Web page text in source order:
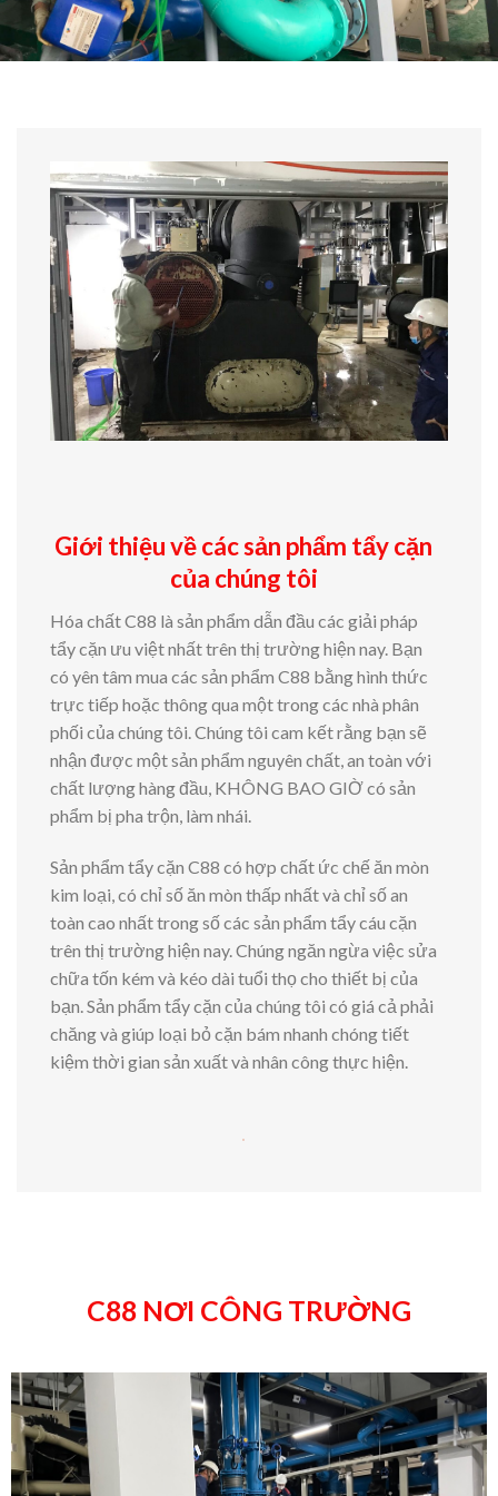
Giới thiệu về các sản phẩm tẩy cặn
của chúng tôi
Hóa chất C88 là sản phẩm dẫn đầu các giải pháp
tẩy cặn ưu việt nhất trên thị trường hiện nay. Bạn
có yên tâm mua các sản phẩm C88 bằng hình thức
trực tiếp hoặc thông qua một trong các nhà phân
phối của chúng tôi. Chúng tôi cam kết rằng bạn sẽ
nhận được một sản phẩm nguyên chất, an toàn với
chất lượng hàng đầu, KHÔNG BAO GIỜ có sản
phẩm bị pha trộn, làm nhái.
Sản phẩm tẩy cặn C88 có hợp chất ức chế ăn mòn
kim loại, có chỉ số ăn mòn thấp nhất và chỉ số an
toàn cao nhất trong số các sản phẩm tẩy cáu cặn
trên thị trường hiện nay. Chúng ngăn ngừa việc sửa
chữa tốn kém và kéo dài tuổi thọ cho thiết bị của
bạn. Sản phẩm tẩy cặn của chúng tôi có giá cả phải
chăng và giúp loại bỏ cặn bám nhanh chóng tiết
kiệm thời gian sản xuất và nhân công thực hiện.
C88 NƠI CÔNG TRƯỜNG